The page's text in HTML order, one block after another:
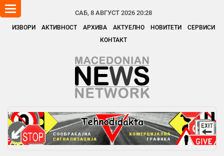
САБ, 8 АВГУСТ 2026 20:28
ИЗВОРИ АКТИВНОСТ АРХИВА АКТУЕЛНО НОВИТЕТИ
СЕРВИСИ
КОНТАКТ
Toggle
navigation